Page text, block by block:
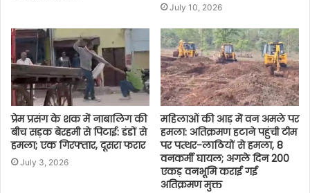
July 10, 2026
प्रेम प्रसंग के शक में नाबालिग की
बीच सड़क बेरहमी से पिटाई: डंडों से
हमला; एक गिरफ्तार, दूसरा फरार
July 3, 2026
महिलाओं की आड़ में वन अमले पर
हमला: अतिक्रमण हटाने पहुंची टीम
पर पत्थर-लाठियों से हमला, 8
वनकर्मी घायल; अगले दिन 200
एकड़ वनभूमि कराई गई
अतिक्रमण मुक्त